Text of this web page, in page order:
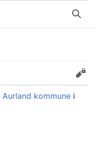
Søk
Rediger
Aurland kommune i